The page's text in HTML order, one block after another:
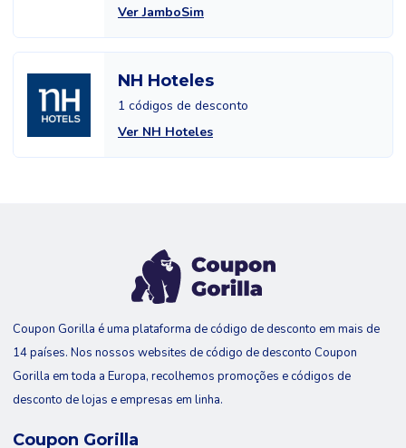
Ver JamboSim
NH Hoteles
1 códigos de desconto
Ver NH Hoteles
Coupon Gorilla é uma plataforma de código de desconto em mais de
14 países. Nos nossos websites de código de desconto Coupon
Gorilla em toda a Europa, recolhemos promoções e códigos de
desconto de lojas e empresas em linha.
Coupon Gorilla